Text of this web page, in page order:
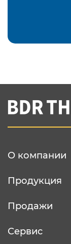
Вы
О компании
Продукция
Продажи
Сервис